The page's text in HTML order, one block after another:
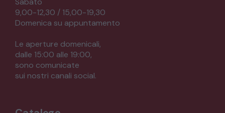
9,00-12,30 / 15,00-19,30
Domenica su appuntamento
Le aperture domenicali,
dalle 15:00 alle 19:00,
sono comunicate
sui nostri canali social.